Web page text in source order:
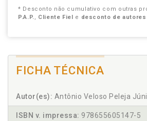
* Desconto não cumulativo com outras
P.A.P., Cliente Fiel e desconto de autores
FICHA TÉCNICA
Autor(es): Antônio Veloso Peleja
ISBN v. impressa: 978655605147-5